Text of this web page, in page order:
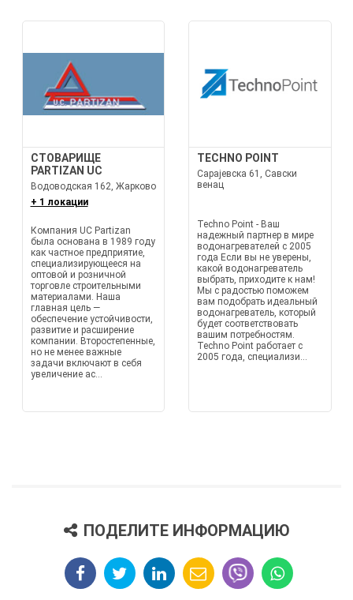
СТОВАРИЩЕ
PARTIZAN UC
Водоводская 162, Жарково
+ 1 локации
Компания UC Partizan
была основана в 1989 году
как частное предприятие,
специализирующееся на
оптовой и розничной
торговле строительными
материалами. Наша
главная цель —
обеспечение устойчивости,
развитие и расширение
компании. Второстепенные,
но не менее важные
задачи включают в себя
увеличение ас...
TECHNO POINT
Сарајевска 61, Савски
венац
Techno Point - Ваш
надежный партнер в мире
водонагревателей с 2005
года Если вы не уверены,
какой водонагреватель
выбрать, приходите к нам!
Мы с радостью поможем
вам подобрать идеальный
водонагреватель, который
будет соответствовать
вашим потребностям.
Techno Point работает с
2005 года, специализи...
ПОДЕЛИТЕ ИНФОРМАЦИЮ